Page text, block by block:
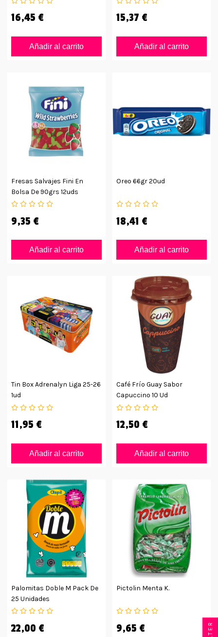
16,45 €
Añadir al carrito
15,37 €
Añadir al carrito
Fresas Salvajes Fini En
Bolsa De 90grs 12uds
9,35 €
Añadir al carrito
Oreo 66gr 20ud
18,41 €
Añadir al carrito
Tin Box Adrenalyn Liga 25-26
1ud
11,95 €
Añadir al carrito
Café Frío Guay Sabor
Capuccino 10 Ud
12,50 €
Añadir al carrito
Palomitas Doble M Pack De
25 Unidades
22,00 €
Pictolin Menta K.
9,65 €